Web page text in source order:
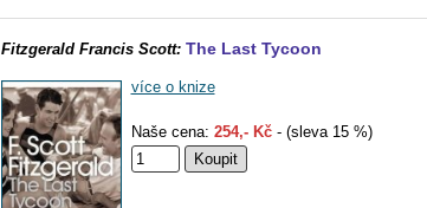
Fitzgerald Francis Scott: The Last Tycoon
více o knize
Naše cena: 254,- Kč- (sleva 15 %)